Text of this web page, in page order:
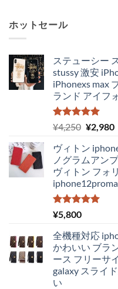
ホットセール
ステューシー
stussy 激安
iPhonexs max
ランド アイフ
5段階中
5.00
の評価
¥4,250 元
価
格
は
¥4,250
で
¥2,980現
ヴィトン
ノグラムアン
ヴィトン フォ
5段階中
5.00
¥5,800
全機種対応
かわいい ブラ
ース フリーサ
galaxy スライ
い